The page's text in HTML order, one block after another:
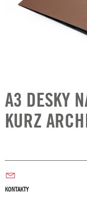
A3 DESKY
KURZ
KONTAKTY